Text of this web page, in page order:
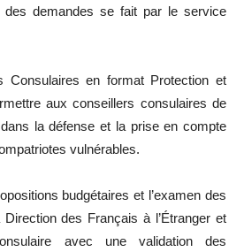
des demandes se fait par le service
Consulaires en format Protection et
aux conseillers consulaires de
la défense et la prise en compte
vulnérables.
budgétaires et l’examen des
des Français à l’Étranger et
avec une validation des